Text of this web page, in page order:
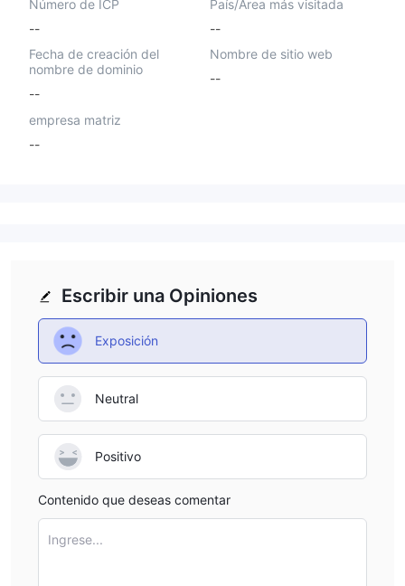
Número de ICP
--
País/Área más visitada
--
Fecha de creación del
nombre de dominio
--
Nombre de sitio web
--
empresa matriz
--
Escribir una Opiniones
Exposición
Neutral
Positivo
Contenido que deseas comentar
Ingrese...